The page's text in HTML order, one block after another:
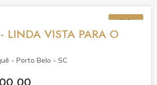
VENDA
LINDA VISTA PARA O
- Porto Belo - SC